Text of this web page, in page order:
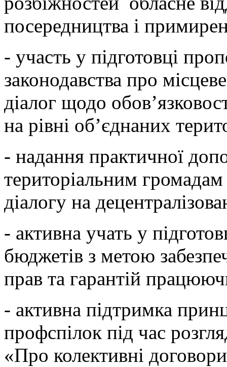
посередництва і
- участь у підготовці
законодавства про
діалог щодо
на рівні об’єднаних
- надання практичної
територіальним
діалогу на
- активна учать у
бюджетів з метою
прав та гарантій
- активна підтримка
профспілок під час
«Про колективні